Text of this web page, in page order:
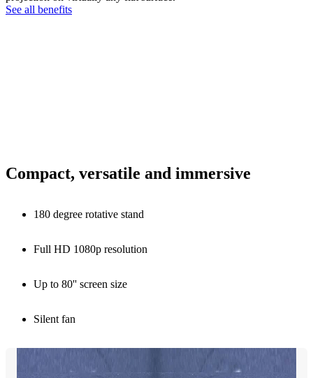
See all benefits
Compact, versatile and immersive
180 degree rotative stand
Full HD 1080p resolution
Up to 80'' screen size
Silent fan